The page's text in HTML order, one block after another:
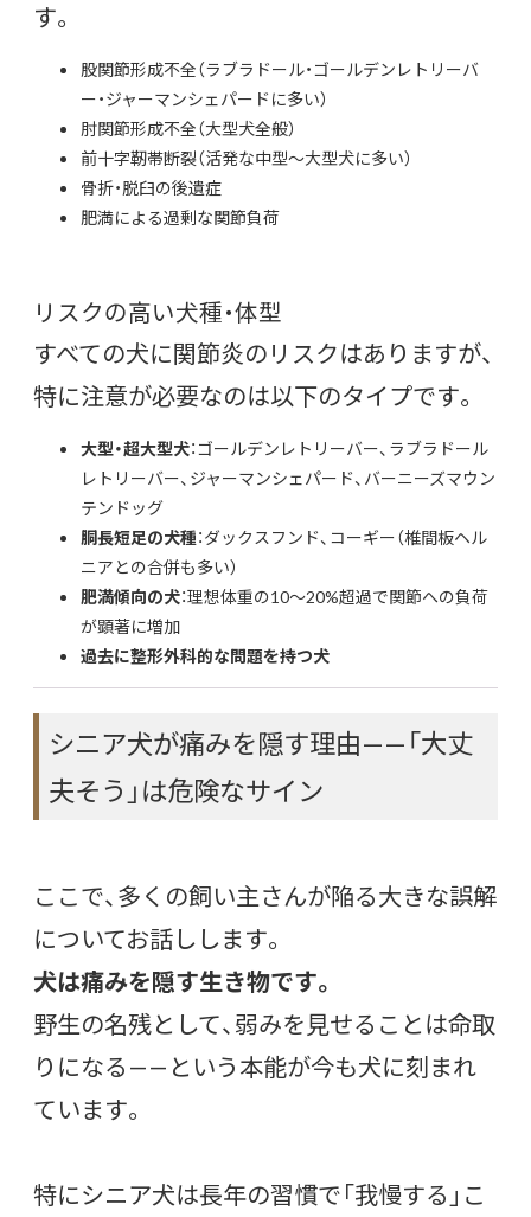
す。
股関節形成不全（ラブラドール・ゴールデンレトリーバ
ー・ジャーマンシェパードに多い）
肘関節形成不全（大型犬全般）
前十字靭帯断裂（活発な中型〜大型犬に多い）
骨折・脱臼の後遺症
肥満による過剰な関節負荷
リスクの高い犬種・体型
すべての犬に関節炎のリスクはありますが、
特に注意が必要なのは以下のタイプです。
大型・超大型犬：ゴールデンレトリーバー、ラブラドール
レトリーバー、ジャーマンシェパード、バーニーズマウン
テンドッグ
胴長短足の犬種：ダックスフンド、コーギー（椎間板ヘル
ニアとの合併も多い）
肥満傾向の犬：理想体重の10〜20%超過で関節への負荷
が顕著に増加
過去に整形外科的な問題を持つ犬
シニア犬が痛みを隠す理由——「大丈
夫そう」は危険なサイン
ここで、多くの飼い主さんが陥る大きな誤解
についてお話しします。
犬は痛みを隠す生き物です。
野生の名残として、弱みを見せることは命取
りになる——という本能が今も犬に刻まれ
ています。
特にシニア犬は長年の習慣で「我慢する」こ